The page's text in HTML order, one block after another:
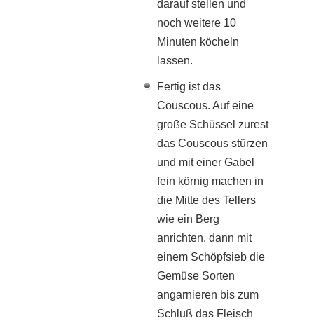
darauf stellen und
noch weitere 10
Minuten köcheln
lassen.
Fertig ist das
Couscous. Auf eine
große Schüssel zurest
das Couscous stürzen
und mit einer Gabel
fein körnig machen in
die Mitte des Tellers
wie ein Berg
anrichten, dann mit
einem Schöpfsieb die
Gemüse Sorten
angarnieren bis zum
Schluß das Fleisch